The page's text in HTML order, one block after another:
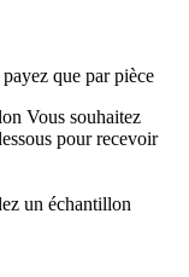
que par pièce
Vous souhaitez
pour recevoir
un échantillon